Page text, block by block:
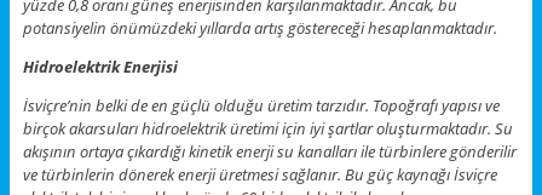
yüzde 0,8 oranı güneş enerjisinden karşılanmaktadır. Ancak, bu
potansiyelin önümüzdeki yıllarda artış göstereceği hesaplanmaktadır.
Hidroelektrik Enerjisi
İsviçre’nin belki de en güçlü olduğu üretim tarzıdır. Topoğrafı yapısı ve
birçok akarsuları hidroelektrik üretimi için iyi şartlar oluşturmaktadır. Su
akışının ortaya çıkardığı kinetik enerji su kanalları ile türbinlere gönderilir
ve türbinlerin dönerek enerji üretmesi sağlanır. Bu güç kaynağı İsviçre